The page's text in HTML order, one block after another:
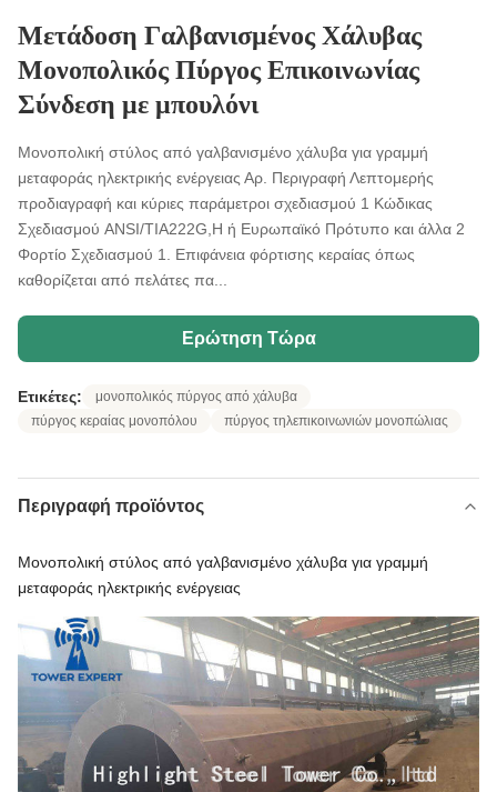
Μετάδοση Γαλβανισμένος Χάλυβας
Μονοπολικός Πύργος Επικοινωνίας
Σύνδεση με μπουλόνι
Μονοπολική στύλος από γαλβανισμένο χάλυβα για γραμμή
μεταφοράς ηλεκτρικής ενέργειας Αρ. Περιγραφή Λεπτομερής
προδιαγραφή και κύριες παράμετροι σχεδιασμού 1 Κώδικας
Σχεδιασμού ANSI/TIA222G,H ή Ευρωπαϊκό Πρότυπο και άλλα 2
Φορτίο Σχεδιασμού 1. Επιφάνεια φόρτισης κεραίας όπως
καθορίζεται από πελάτες πα...
Ερώτηση Τώρα
Ετικέτες:
μονοπολικός πύργος από χάλυβα
πύργος κεραίας μονοπόλου
πύργος τηλεπικοινωνιών μονοπώλιας
Περιγραφή προϊόντος
Μονοπολική στύλος από γαλβανισμένο χάλυβα για γραμμή
μεταφοράς ηλεκτρικής ενέργειας